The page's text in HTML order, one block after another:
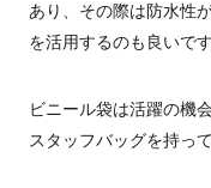
あり、その際は防水性
を活用するのも良いです
ビニール袋は活躍の機
スタッフバッグを持っ